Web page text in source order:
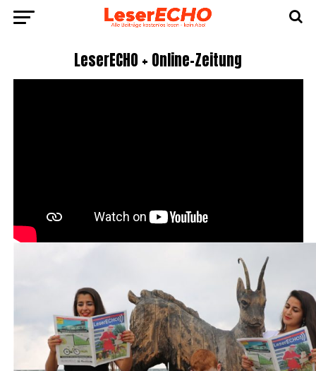
Lese­r­ECHO + Online-Zeitung